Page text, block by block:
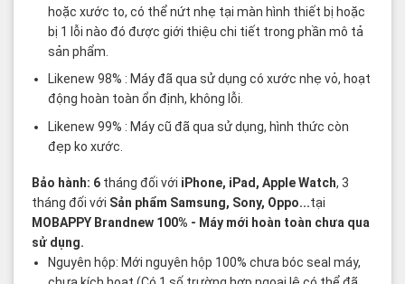
hoặc xước to, có thể nứt nhẹ tại màn hình thiết bị hoặc
bị 1 lỗi nào đó được giới thiệu chi tiết trong phần mô tả
sản phẩm.
Likenew 98% : Máy đã qua sử dụng có xước nhẹ vỏ, hoạt
động hoàn toàn ổn định, không lỗi.
Likenew 99% : Máy cũ đã qua sử dụng, hình thức còn
đẹp ko xước.
Bảo hành: 6 tháng đối với iPhone, iPad, Apple Watch, 3
tháng đối với Sản phẩm Samsung, Sony, Oppo...tại
MOBAPPY Brandnew 100% - Máy mới hoàn toàn chưa qua
sử dụng.
Nguyên hộp: Mới nguyên hộp 100% chưa bóc seal máy,